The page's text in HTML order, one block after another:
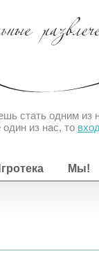
стать одним
из нас, то
Мы!